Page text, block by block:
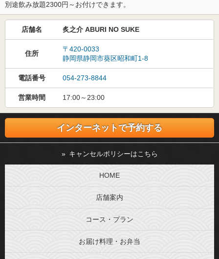
別途飲み放題2300円～お付けできます。
店舗名 炙之介 ABURI NO SUKE
住所
〒420-0033
静岡県静岡市葵区昭和町1-8
電話番号 054-273-8844
営業時間 17:00～23:00
インターネットで予約する
» キャンセルポリシーはこちら
HOME
店舗案内
コース・プラン
お届け料理・お弁当